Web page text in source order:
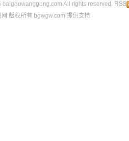
All rights reserved. RSS
版权所有 bgwgw.com 提供支持